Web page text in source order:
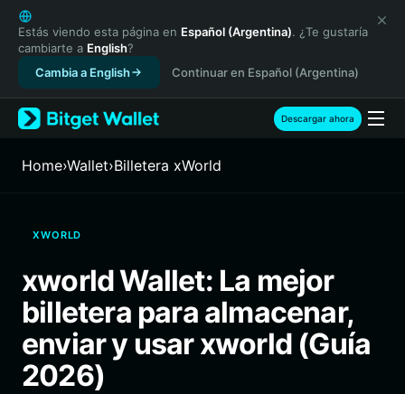
English
日本語
Tiếng Việt
Русский
Español (Latinoamérica)
Türkçe
Français
繁體中文
Bahasa Indonesia
ภาษาไทย
Español
Português (Brasil)
Estás viendo esta página en Español (Argentina). ¿Te gustaría
cambiarte a English?
Cambia a English
Continuar en Español (Argentina)
Descargar ahora
Home›Wallet›Billetera xWorld
XWORLD
xworld Wallet: La mejor
billetera para almacenar,
enviar y usar xworld (Guía
2026)